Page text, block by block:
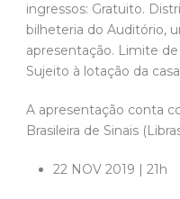
ingressos: Gratuito.
bilheteria do Auditório,
apresentação. Limite
Sujeito à lotação da casa
A apresentação conta
Brasileira de Sinais
22 NOV 2019 | 21h